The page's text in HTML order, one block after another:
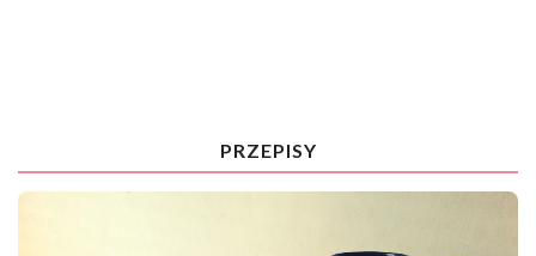
PRZEPISY